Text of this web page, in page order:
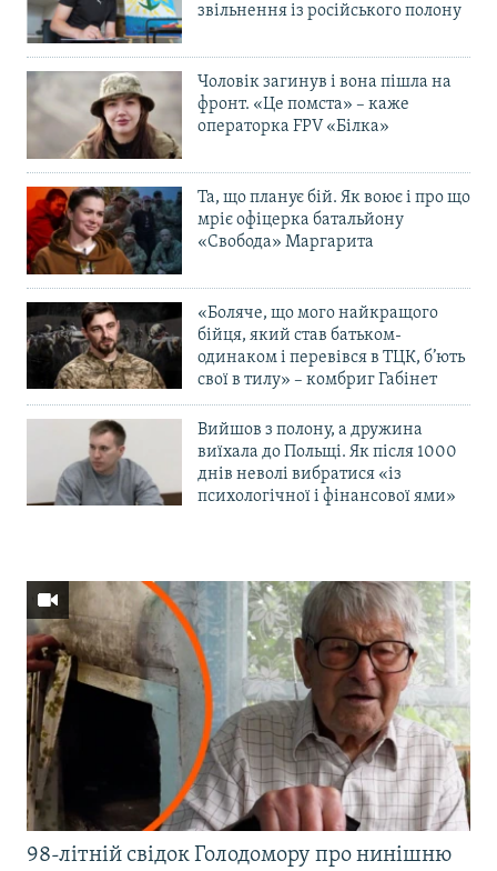
звільнення із російського полону
Чоловік загинув і вона пішла на
фронт. «Це помста» – каже
операторка FPV «Білка»
Та, що планує бій. Як воює і про що
мріє офіцерка батальйону
«Свобода» Маргарита
«Боляче, що мого найкращого
бійця, який став батьком-
одинаком і перевівся в ТЦК, б’ють
свої в тилу» – комбриг Габінет
Вийшов з полону, а дружина
виїхала до Польщі. Як після 1000
днів неволі вибратися «із
психологічної і фінансової ями»
98-літній свідок Голодомору про нинішню